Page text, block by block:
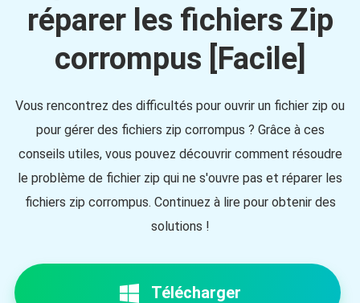
réparer les fichiers Zip
corrompus [Facile]
Vous rencontrez des difficultés pour ouvrir un fichier zip ou
pour gérer des fichiers zip corrompus ? Grâce à ces
conseils utiles, vous pouvez découvrir comment résoudre
le problème de fichier zip qui ne s'ouvre pas et réparer les
fichiers zip corrompus. Continuez à lire pour obtenir des
solutions !
Télécharger